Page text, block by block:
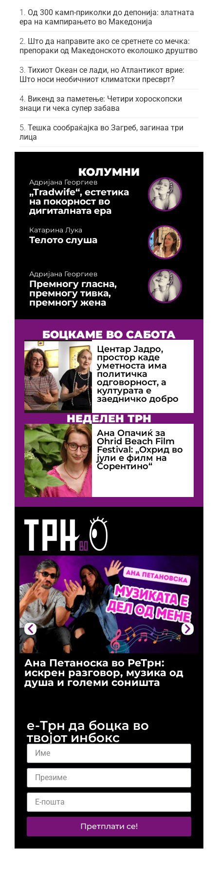
Од 300 камп-приколки до депонија: златната
ера на кампирањето во Македонија
Што да направите ако се сретнете со мечка:
препораки од Македонското еколошко друштво
Тихиот Океан се лади, но Атлантикот врие:
Што носи необичниот климатски пресврт?
Викенд за паметење: Четири хороскопски
знаци ги чека супер забава
Тешка сообраќајка во Загреб, загинаа три
лица
Ана Петаноска во РеТрн:
искрен разговор, музика од
душа и големи соништа
КОЛУМНИ
Адријана Георгиев
„Tradwife“, естетика
на покорност во
дигиталната ера
Катарина Лука
Телото слуша
Адријана Георгиев
Премногу гласна,
премногу тивка,
премногу жена
БОЦКАМЕ ВО САБОТА
Центар Јадро,
простор каде
уметноста има
политичка
одговорност, а
културата е
заедничко добро
НЕДЕЛЕН ТРН
Ана Опачиќ за
Оhrid Beach Film
Festival: „Охрид во
јули е филм на
Сорентино“
е-Трн да боцка во
твојот инбокс
Претплати се!